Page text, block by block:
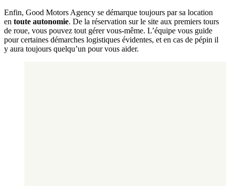
Enfin, Good Motors Agency se démarque toujours par sa location
en toute autonomie. De la réservation sur le site aux premiers tours
de roue, vous pouvez tout gérer vous-même. L’équipe vous guide
pour certaines démarches logistiques évidentes, et en cas de pépin il
y aura toujours quelqu’un pour vous aider.